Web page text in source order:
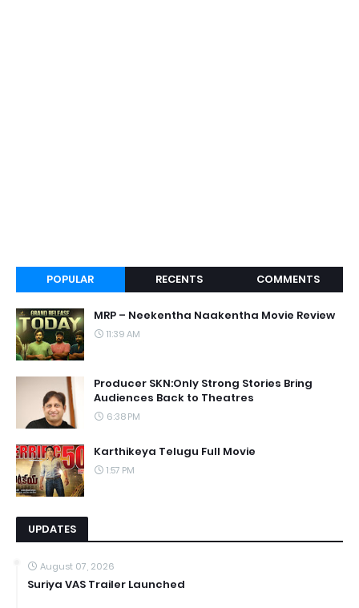
POPULAR RECENTS COMMENTS
MRP – Neekentha Naakentha Movie Review
11:39 AM
Producer SKN:Only Strong Stories Bring
Audiences Back to Theatres
6:38 PM
Karthikeya Telugu Full Movie
1:57 PM
UPDATES
August 07, 2026
Suriya VAS Trailer Launched